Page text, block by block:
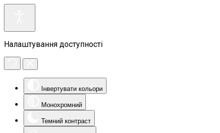
Налаштування доступності
Інвертувати кольори
Монохромний
Темний контраст